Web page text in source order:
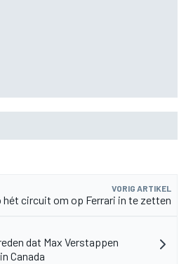
VORIG ARTIKEL
hét circuit om op Ferrari in te zetten
dat Max Verstappen
Canada